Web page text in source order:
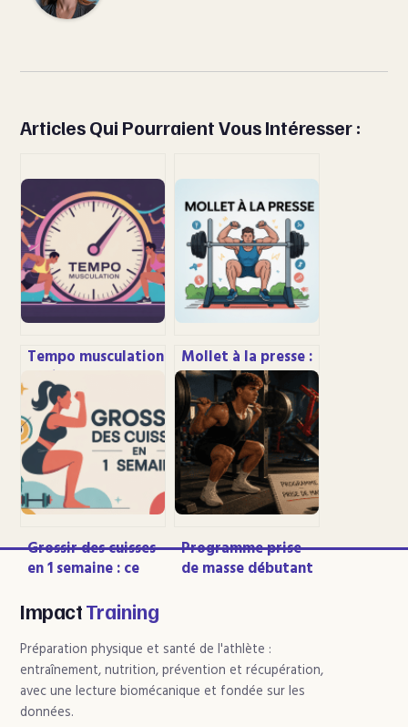
Articles Qui Pourraient Vous Intéresser :
Tempo musculation
: guide complet
pour progresser
plus vite sans
tricher
Mollet à la presse :
exécution,
réglages et erreurs
à éviter
Grossir des cuisses
en 1 semaine : ce
possible
Programme prise
de masse débutant
concrets
ImpactTraining
Préparation physique et santé de l'athlète :
entraînement, nutrition, prévention et récupération,
avec une lecture biomécanique et fondée sur les
données.